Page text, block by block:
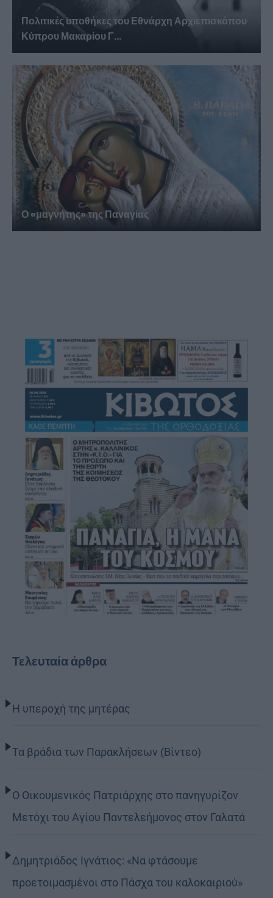
Πολιτικές υποθήκες του Εθνάρχη Αρχιεπισκόπου
Κύπρου Μακαρίου Γ...
Ο «μαγνήτης» της Παναγίας
Τελευταία άρθρα
Η υπεροχή της μητέρας
Τα βράδια των Παρακλήσεων (Βίντεο)
Ο Οικουμενικός Πατριάρχης στο πανηγυρίζον
Μετόχι του Αγίου Παντελεήμονος στον Γαλατά
Δημητριάδος Ιγνάτιος: «Να φτάσουμε
προετοιμασμένοι στο Πάσχα του καλοκαιριού»